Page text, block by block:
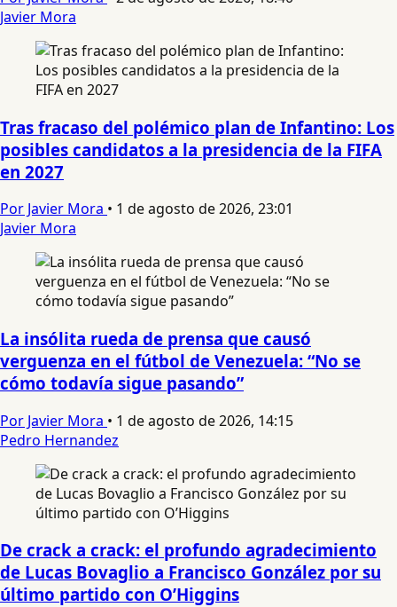
Javier Mora
Tras fracaso del polémico plan de Infantino: Los
posibles candidatos a la presidencia de la FIFA
en 2027
Por Javier Mora • 1 de agosto de 2026, 23:01
Javier Mora
La insólita rueda de prensa que causó
verguenza en el fútbol de Venezuela: “No se
cómo todavía sigue pasando”
Por Javier Mora • 1 de agosto de 2026, 14:15
Pedro Hernandez
De crack a crack: el profundo agradecimiento
de Lucas Bovaglio a Francisco González por su
último partido con O’Higgins